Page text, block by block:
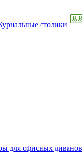
столики
для офисных диванов